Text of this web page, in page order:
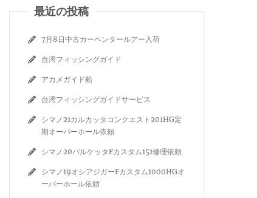
最近の投稿
7月8日中古カーペンタールアー入荷
台湾フィッシングガイド
アカメガイド船
台湾フィッシングガイドサービス
シマノ21カルカッタコンクエスト201HG定
期オーバーホール依頼
シマノ20バルケッタFカスタム151修理依頼
シマノ19オシアジガーFカスタム1000HGオ
ーバーホール依頼